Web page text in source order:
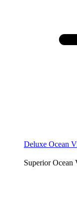
Deluxe Ocean
Superior Ocean